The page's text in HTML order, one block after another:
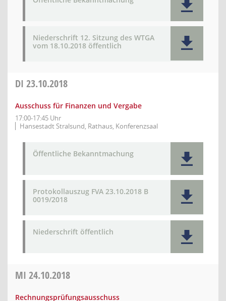
Niederschrift 12. Sitzung des WTGA
vom 18.10.2018 öffentlich
DI 23.10.2018
Ausschuss für Finanzen und Vergabe
17:00-17:45 Uhr
Hansestadt Stralsund, Rathaus, Konferenzsaal
Öffentliche Bekanntmachung
Protokollauszug FVA 23.10.2018 B
0019/2018
Niederschrift öffentlich
MI 24.10.2018
Rechnungsprüfungsausschuss